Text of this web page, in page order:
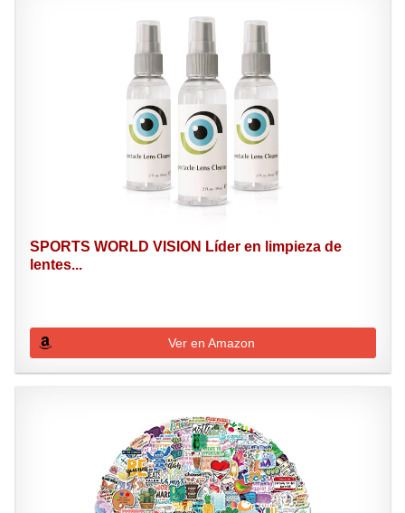
SPORTS WORLD VISION Líder en limpieza de
lentes...
Ver en Amazon